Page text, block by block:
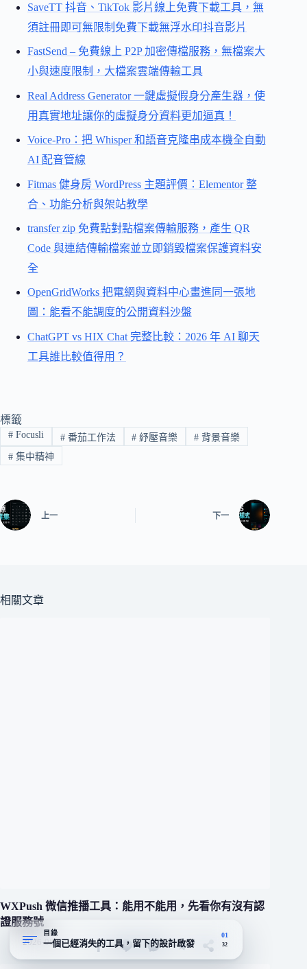
SaveTT 抖音、TikTok 影片線上免費下載工具，無
須註冊即可無限制免費下載無浮水印抖音影片
FastSend – 免費線上 P2P 加密傳檔服務，無檔案大
小與速度限制，大檔案雲端傳輸工具
Real Address Generator 一鍵虛擬假身分產生器，使
用真實地址讓你的虛擬身分資料更加逼真！
Voice-Pro：把 Whisper 和語音克隆串成本機全自動
AI 配音管線
Fitmas 健身房 WordPress 主題評價：Elementor 整
合、功能分析與架站教學
transfer zip 免費點對點檔案傳輸服務，產生 QR
Code 與連結傳輸檔案並立即銷毀檔案保護資料安
全
OpenGridWorks 把電網與資料中心畫進同一張地
圖：能看不能調度的公開資料沙盤
ChatGPT vs HIX Chat 完整比較：2026 年 AI 聊天
工具誰比較值得用？
標籤
#Focusli #番茄工作法 # 紓壓音樂 # 背景音樂
#集中精神
上一 下一
相關文章
WXPush 微信推播工具：能用不能用，先看你有沒有認
證服務號
2026-08-09
目錄
一個已經消失的工具，留下的設計啟發
01
32